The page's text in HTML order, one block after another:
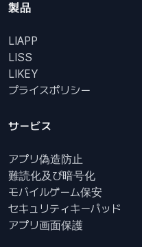
製品
LIAPP
LISS
LIKEY
プライスポリシー
サービス
アプリ偽造防止
難読化及び暗号化
モバイルゲーム保安
セキュリティキーパッド
アプリ画面保護